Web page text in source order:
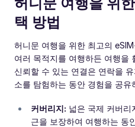
택 방법
허니문 여행을 위한 최고의
여러 목적지를 여행하든 여행을
신뢰할 수 있는 연결은 연락을
소를 탐험하는 동안 경험을 공유
커버리지: 넓은 국제 커버리
근을 보장하여 여행하는 동